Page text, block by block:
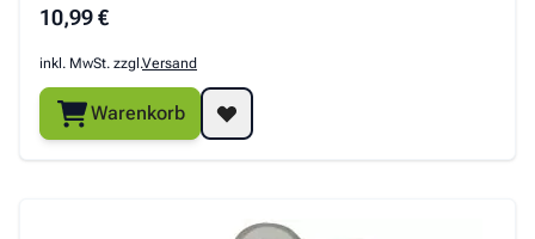
10,99 €
inkl. MwSt. zzgl.Versand
Warenkorb